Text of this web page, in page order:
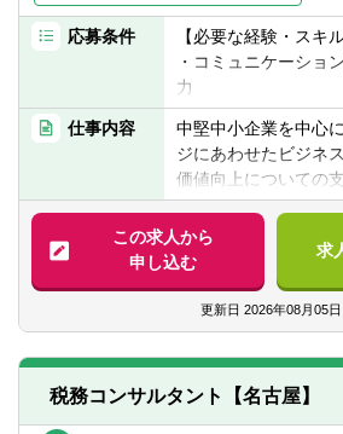
貢献実感…社長から
仕事の手触り感、お
クト
成長実感…経営改善
羅的に習得(財務・事
人財育成の仕組み
・個々人が自由に使
・資格取得支援制度
資格を取得する社員
・必要スキルを広く
ミー、事例勉強会
・現場の声を中心に
ン、評価制度）
応募条件
【必要な経験・スキル
・コミュニケーショ
力
・ＰＣスキル（ワー
ポイントの基本操作）
・日商簿記2級相当の
・コンサル業界、監
金融機関経験者、事
者、歓迎いたします
【歓迎経験・スキル
・公認会計士
・税理士
・日商簿記検定１級
仕事内容
中堅中小企業を中心
ジにあわせたビジネ
価値向上についての
のビジネス・コンサ
具体的には以下の業
・企業再編支援・企
・Ｍ＆Ａ／ＭＢＯ（
ェンス、PMI）支援
・経営計画策定支援
資金繰り安定化サポー
・株式公開支援
この求人から
申し込む
求
更新日 2026年08月05日
税務コンサルタント【名古屋】